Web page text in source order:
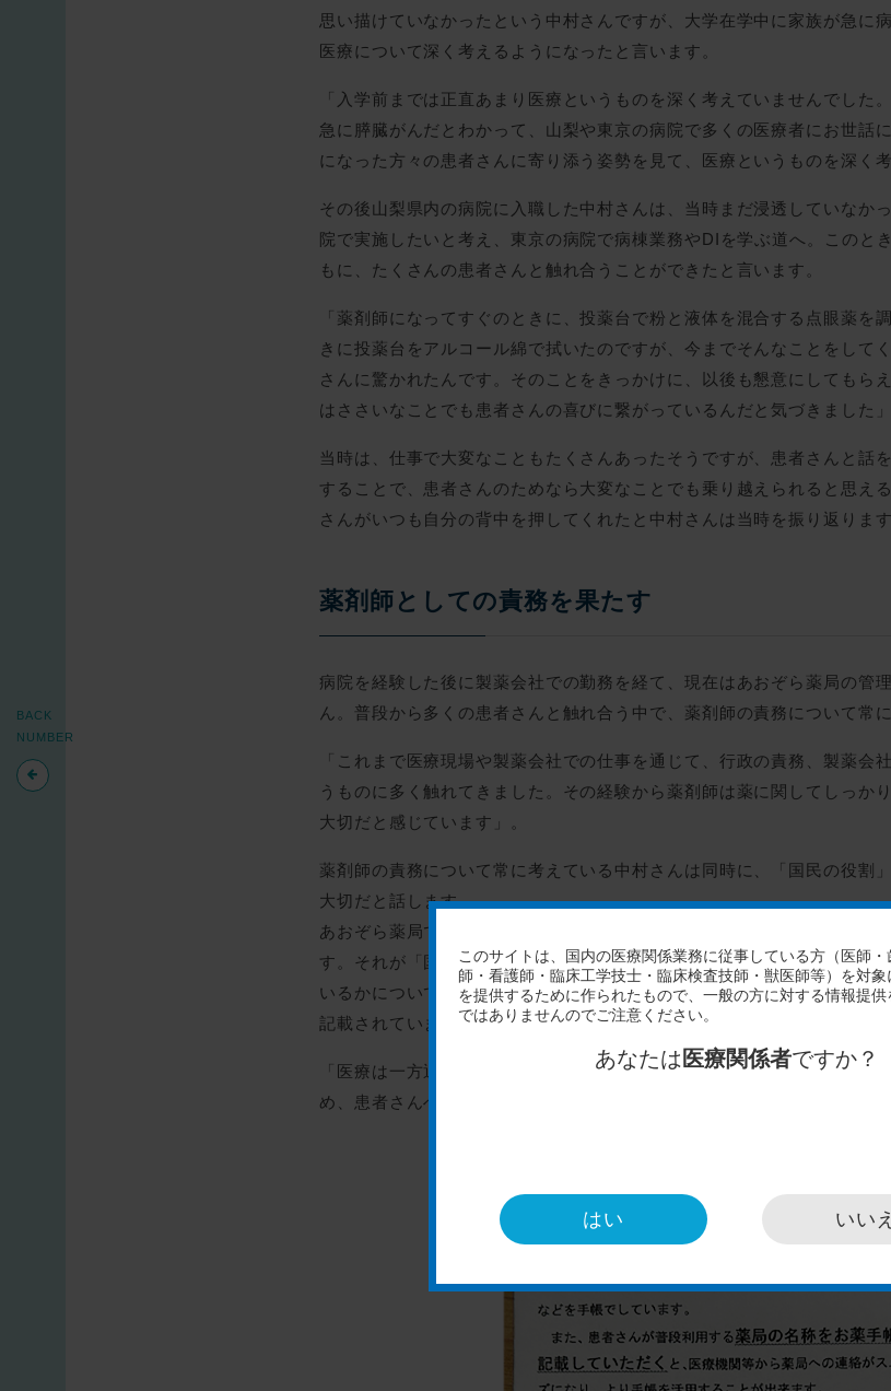
思い描けていなかったという中村さんですが、大学在学中に家族が急に
医療について深く考えるようになったと言います。
「入学前までは正直あまり医療というものを深く考えていませんでした
急に膵臓がんだとわかって、山梨や東京の病院で多くの医療者にお世話
になった方々の患者さんに寄り添う姿勢を見て、医療というものを深く
その後山梨県内の病院に入職した中村さんは、当時まだ浸透していなか
院で実施したいと考え、東京の病院で病棟業務やDIを学ぶ道へ。このと
もに、たくさんの患者さんと触れ合うことができたと言います。
「薬剤師になってすぐのときに、投薬台で粉と液体を混合する点眼薬を
きに投薬台をアルコール綿で拭いたのですが、今までそんなことをして
さんに驚かれたんです。そのことをきっかけに、以後も懇意にしてもら
はささいなことでも患者さんの喜びに繋がっているんだと気づきました」
当時は、仕事で大変なこともたくさんあったそうですが、患者さんと話
することで、患者さんのためなら大変なことでも乗り越えられると思え
さんがいつも自分の背中を押してくれたと中村さんは当時を振り返ります
薬剤師としての責務を果たす
病院を経験した後に製薬会社での勤務を経て、現在はあおぞら薬局の管
ん。普段から多くの患者さんと触れ合う中で、薬剤師の責務について常
「これまで医療現場や製薬会社での仕事を通じて、行政の責務、製薬会
うものに多く触れてきました。その経験から薬剤師は薬に関してしっか
大切だと感じています」。
薬剤師の責務について常に考えている中村さんは同時に、「国民の役割
大切だと話します。
あおぞら薬局ではお薬手帳を忘れた患者さんにシールをお渡しする際、
す。それが「国民の役割」を紹介した案内。この案内には薬剤師がお薬
いるかについてや、患者さんの健康を守るためには患者さん自身の協力
記載されています。
「医療は一方通行ではだめなんです。患者さんもしっかり医療に参加し
め、患者さんへお薬手帳を持ってくる必要性について発信することも薬
BACK
NUMBER
はい いいえ